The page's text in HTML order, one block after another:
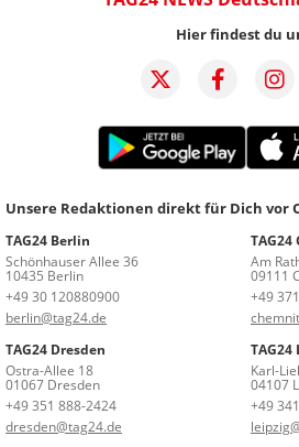
Hier findest du
Unsere Redaktionen direkt für Dich vor
TAG24 Berlin
Schönhauser Allee 36
10435 Berlin
+49 30 120880900
berlin@tag24.de
Am
09111
+49
TAG24 Dresden
Ostra-Allee 18
01067 Dresden
+49 351 888-2424
dresden@tag24.de
TAG24
Karl-
04107
+49